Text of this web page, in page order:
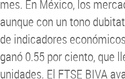
mes. En México, los
aunque con un tono
de indicadores
ganó 0.55 por ciento, que
unidades. El FTSE BIVA